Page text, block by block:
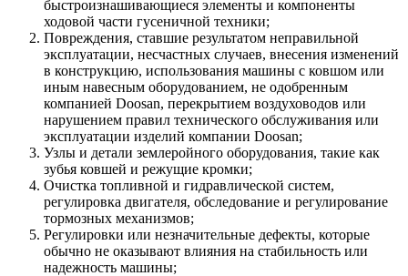
быстроизнашивающиеся элементы и компоненты
ходовой части гусеничной техники;
Повреждения, ставшие результатом неправильной
эксплуатации, несчастных случаев, внесения изменений
в конструкцию, использования машины с ковшом или
иным навесным оборудованием, не одобренным
компанией Doosan, перекрытием воздуховодов или
нарушением правил технического обслуживания или
эксплуатации изделий компании Doosan;
Узлы и детали землеройного оборудования, такие как
зубья ковшей и режущие кромки;
Очистка топливной и гидравлической систем,
регулировка двигателя, обследование и регулирование
тормозных механизмов;
Регулировки или незначительные дефекты, которые
обычно не оказывают влияния на стабильность или
надежность машины;